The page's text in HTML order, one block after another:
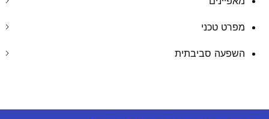
מפרט טכני
השפעה סביבתית